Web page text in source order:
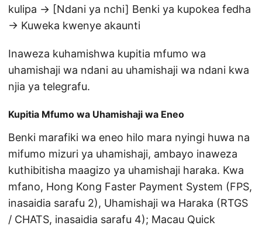
kulipa → [Ndani ya nchi] Benki ya kupokea fedha
→ Kuweka kwenye akaunti
Inaweza kuhamishwa kupitia mfumo wa
uhamishaji wa ndani au uhamishaji wa ndani kwa
njia ya telegrafu.
Kupitia Mfumo wa Uhamishaji wa Eneo
Benki marafiki wa eneo hilo mara nyingi huwa na
mifumo mizuri ya uhamishaji, ambayo inaweza
kuthibitisha maagizo ya uhamishaji haraka. Kwa
mfano, Hong Kong Faster Payment System (FPS,
inasaidia sarafu 2), Uhamishaji wa Haraka (RTGS
/ CHATS, inasaidia sarafu 4); Macau Quick